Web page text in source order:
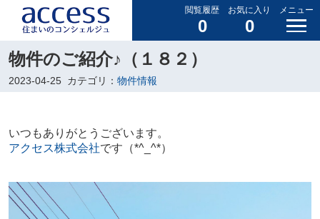
閲覧履歴
0
お気に入り
0
メニュー
物件のご紹介♪（１８２）
2023-04-25 カテゴリ： 物件情報
いつもありがとうございます。
アクセス株式会社です（*^_^*）